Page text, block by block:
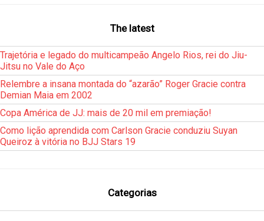
The latest
Trajetória e legado do multicampeão Angelo Rios, rei do Jiu-
Jitsu no Vale do Aço
Relembre a insana montada do “azarão” Roger Gracie contra
Demian Maia em 2002
Copa América de JJ: mais de 20 mil em premiação!
Como lição aprendida com Carlson Gracie conduziu Suyan
Queiroz à vitória no BJJ Stars 19
Categorias